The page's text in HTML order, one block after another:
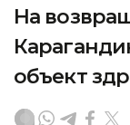
На
объект